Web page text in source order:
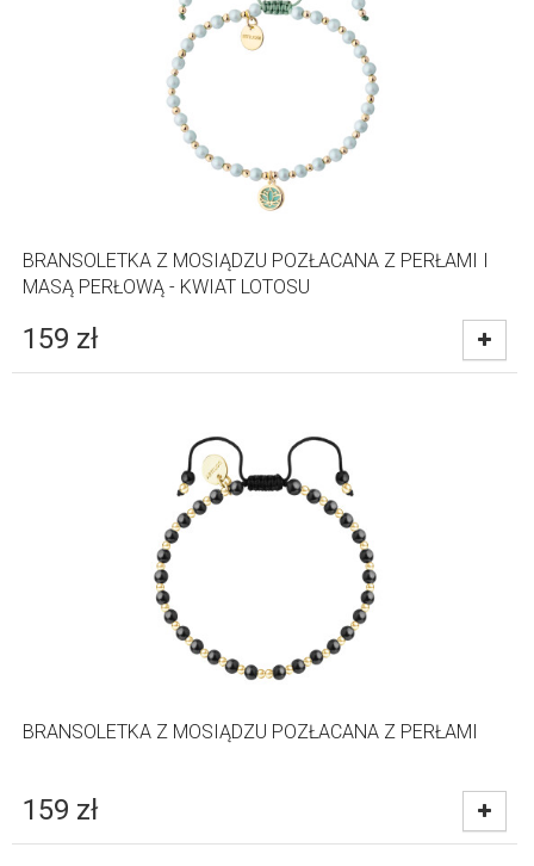
BRANSOLETKA Z MOSIĄDZU POZŁACANA Z PERŁAMI I
MASĄ PERŁOWĄ - KWIAT LOTOSU
159 zł
BRANSOLETKA Z MOSIĄDZU POZŁACANA Z PERŁAMI
159 zł